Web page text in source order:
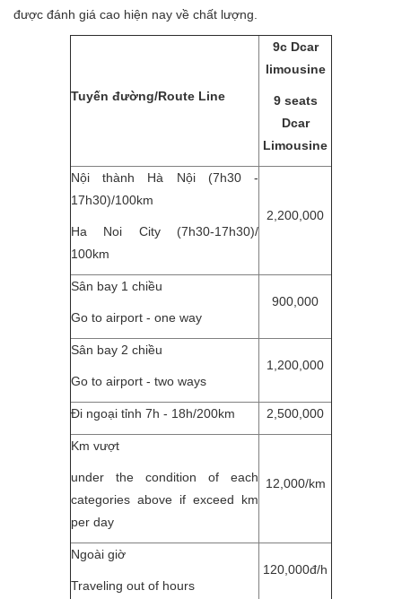
được đánh giá cao hiện nay về chất lượng.
Tuyến đường/Route Line
9c Dcar
limousine
9 seats
Dcar
Limousine
Nội thành Hà Nội (7h30 -
17h30)/100km
Ha Noi City (7h30-17h30)/
100km
2,200,000
Sân bay 1 chiều
Go to airport - one way
900,000
Sân bay 2 chiều
Go to airport - two ways
1,200,000
Đi ngoại tỉnh 7h - 18h/200km 2,500,000
Km vượt
under the condition of each
categories above if exceed km
per day
12,000/km
Ngoài giờ
Traveling out of hours
120,000đ/h